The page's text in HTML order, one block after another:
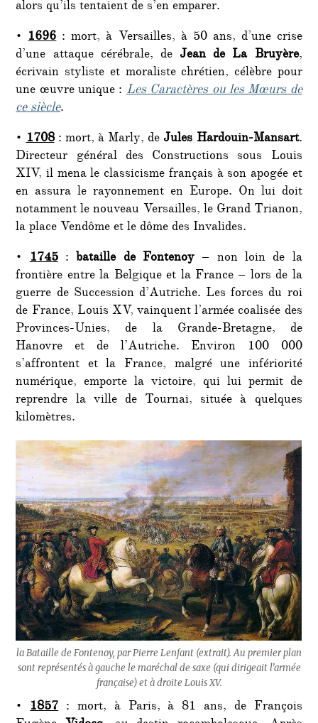
alors qu’ils tentaient de s’en emparer.
•1696 : mort, à Versailles, à 50 ans, d’une crise
d’une attaque cérébrale, deJean de La Bruyère,
écrivain styliste et moraliste chrétien, célèbre pour
une œuvre unique :Les Caractères ou les Mœurs de
ce siècle.
•1708 : mort, à Marly, deJules Hardouin-Mansart.
Directeur général des Constructions sous Louis
XIV, il mena le classicisme français à son apogée et
en assura le rayonnement en Europe. On lui doit
notamment le nouveau Versailles, le Grand Trianon,
la place Vendôme et le dôme des Invalides.
•1745 : bataille de Fontenoy – non loin de la
frontière entre la Belgique et la France – lors de la
guerre de Succession d’Autriche. Les forces du roi
de France, Louis XV, vainquent l’armée coalisée des
Provinces-Unies, de la Grande-Bretagne, de
Hanovre et de l’Autriche. Environ 100 000
s’affrontent et la France, malgré une infériorité
numérique, emporte la victoire, qui lui permit de
reprendre la ville de Tournai, située à quelques
kilomètres.
la Bataille de Fontenoy, par Pierre Lenfant (extrait). Au premier plan
sont représentés à gauche le maréchal de saxe (qui dirigeait l’armée
française) et à droite Louis XV.
•1857 : mort, à Paris, à 81 ans, de François